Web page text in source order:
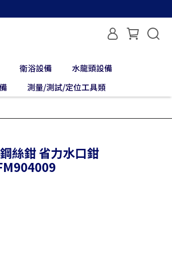
衛浴設備
水龍頭設備
測量/測試/定位工具類
絲鉗 省力水口鉗